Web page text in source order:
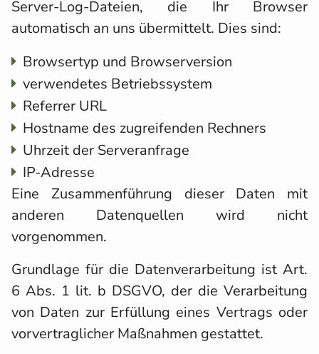
Server-Log-Dateien, die Ihr Browser
automatisch an uns übermittelt. Dies sind:
Browsertyp und Browserversion
verwendetes Betriebssystem
Referrer URL
Hostname des zugreifenden Rechners
Uhrzeit der Serveranfrage
IP-Adresse
Eine Zusammenführung dieser Daten mit
anderen Datenquellen wird nicht
vorgenommen.
Grundlage für die Datenverarbeitung ist Art.
6 Abs. 1 lit. b DSGVO, der die Verarbeitung
von Daten zur Erfüllung eines Vertrags oder
vorvertraglicher Maßnahmen gestattet.